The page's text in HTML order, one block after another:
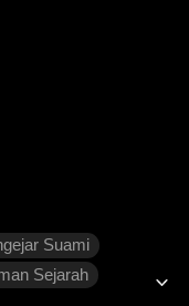
Suami
Sejarah